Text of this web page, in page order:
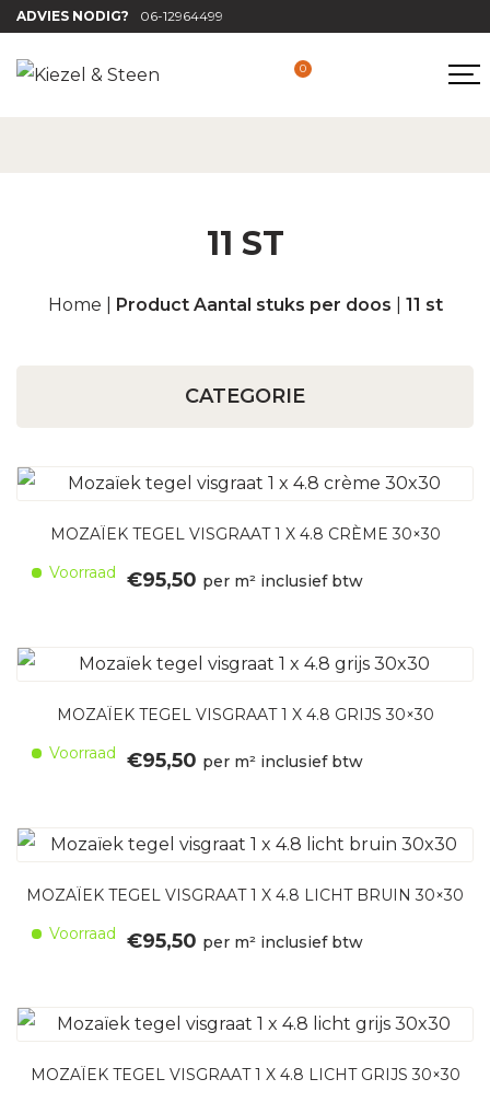
ADVIES NODIG? 06-12964499
0
11 ST
Home Product Aantal stuks per doos 11 st
CATEGORIE
MOZAÏEK TEGEL VISGRAAT 1 X 4.8 CRÈME 30×30
Voorraad
€95,50 per m² inclusief btw
MOZAÏEK TEGEL VISGRAAT 1 X 4.8 GRIJS 30×30
Voorraad
€95,50 per m² inclusief btw
MOZAÏEK TEGEL VISGRAAT 1 X 4.8 LICHT BRUIN 30×30
Voorraad
€95,50 per m² inclusief btw
MOZAÏEK TEGEL VISGRAAT 1 X 4.8 LICHT GRIJS 30×30